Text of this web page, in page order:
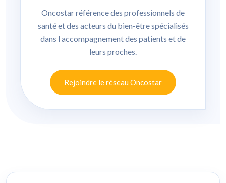
Oncostar référence des professionnels de
santé et des acteurs du bien-être spécialisés
dans l accompagnement des patients et de
leurs proches.
Rejoindre le réseau Oncostar